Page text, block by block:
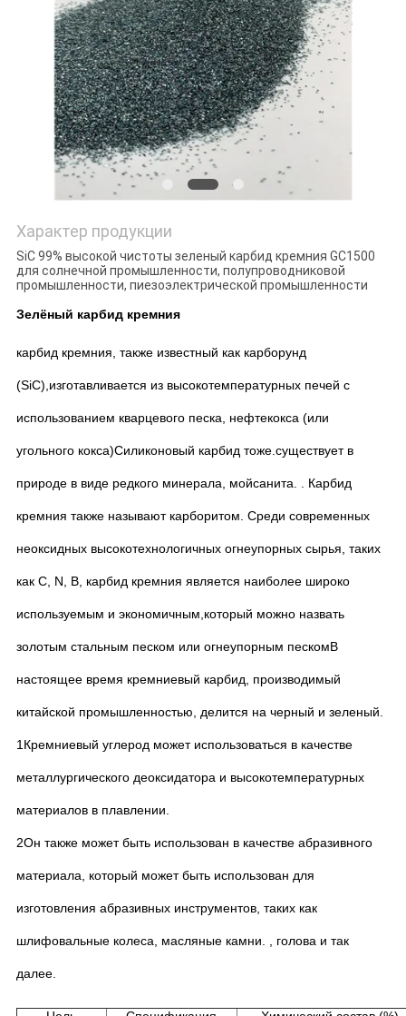
Характер продукции
SiC 99% высокой чистоты зеленый карбид кремния GC1500
для солнечной промышленности, полупроводниковой
промышленности, пиезоэлектрической промышленности
Зелёный карбид кремния
карбид кремния, также известный как карборунд
(SiC),изготавливается из высокотемпературных печей с
использованием кварцевого песка, нефтекокса (или
угольного кокса)Силиконовый карбид тоже.существует в
природе в виде редкого минерала, мойсанита. . Карбид
кремния также называют карборитом. Среди современных
неоксидных высокотехнологичных огнеупорных сырья, таких
как C, N, B, карбид кремния является наиболее широко
используемым и экономичным,который можно назвать
золотым стальным песком или огнеупорным пескомВ
настоящее время кремниевый карбид, производимый
китайской промышленностью, делится на черный и зеленый.
1Кремниевый углерод может использоваться в качестве
металлургического деоксидатора и высокотемпературных
материалов в плавлении.
2Он также может быть использован в качестве абразивного
материала, который может быть использован для
изготовления абразивных инструментов, таких как
шлифовальные колеса, масляные камни. , голова и так
далее.